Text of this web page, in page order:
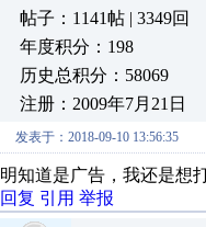
帖子：1141帖 | 3349回
年度积分：198
历史总积分：58069
注册：2009年7月21日
发表于：2018-09-10 13:56:35
明知道是广告，我还是想
回复 引用 举报